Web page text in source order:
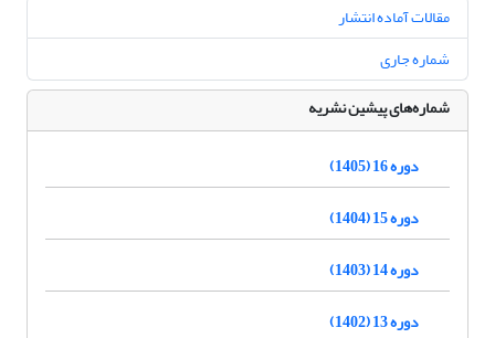
مقالات آماده انتشار
شماره جاری
شماره‌های پیشین نشریه
دوره 16 (1405)
دوره 15 (1404)
دوره 14 (1403)
دوره 13 (1402)